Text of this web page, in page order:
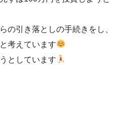
の引き落としの手続きをし、
考えています
としています